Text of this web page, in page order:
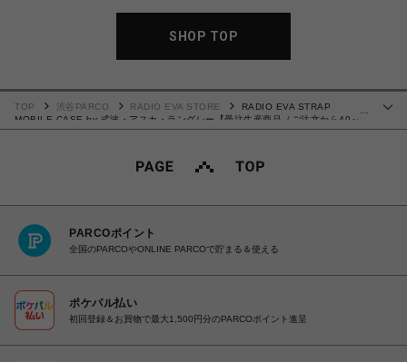
SHOP TOP
TOP 渋谷PARCO RADIO EVA STORE
RADIO EVA STRAP
MOBILE CASE by 式波・アスカ・ラングレー【受注生産商品（ご注文から40～
60日でお届け予定）】
PARCOポイント
全国のPARCOやONLINE PARCOで貯まる＆使える
ポケパル払い
初回登録＆お買物で最大1,500円分のPARCOポイント進呈